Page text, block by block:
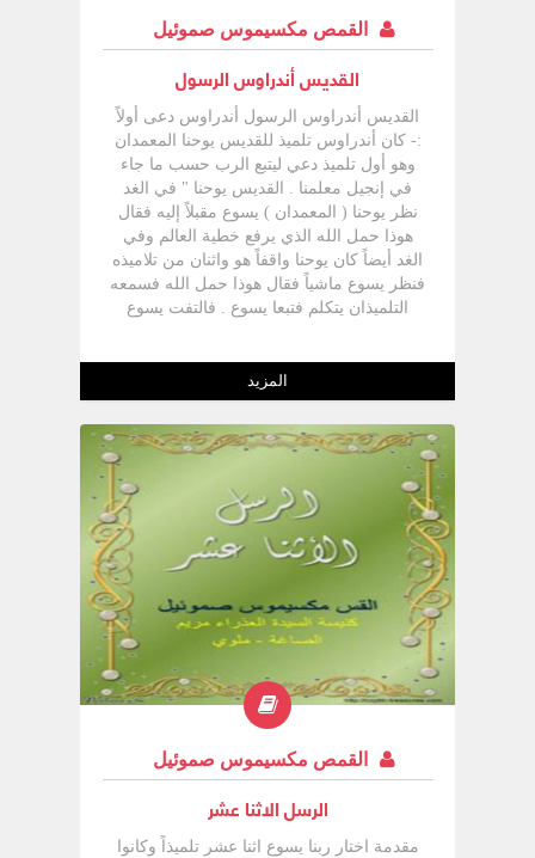
القمص مكسيموس صموئيل
القديس أندراوس الرسول
القديس أندراوس الرسول أندراوس دعى أولاً
:- كان أندراوس تلميذ للقديس يوحنا المعمدان
وهو أول تلميذ دعي ليتبع الرب حسب ما جاء
في إنجيل معلمنا . القديس يوحنا " في الغد
نظر يوحنا ( المعمدان ) يسوع مقبلاً إليه فقال
هوذا حمل الله الذي يرفع خطية العالم وفي
الغد أيضاً كان يوحنا واقفاً هو واثنان من تلاميذه
فنظر يسوع ماشياً فقال هوذا حمل الله فسمعه
التلميذان يتكلم فتبعا يسوع . فالتفت يسوع
لهما تعاليا وانظرا وكان أندراوس أخو سمعان
بطرس واحداً من الاثنين اللذين سمعا يوحنا
وتبعاه " ( يو 29:1-40 ) وبعد هذه الدعوة
المباركة باكراً في اليوم التالي قابل أخاه
سمعان بطرس وأتى به إلى الرب ودعاه الرب
أيضاً -للتلمذة ولكنهما لم يكونا بعد على مستوى
أن يدركا قصد الرب فعادا للاشتغال بالصيد ،
وكانا في حاجة إلى -تأكيد الدعوة لذلك وجدهما
ربنا يسوع بعد ذلك وهما على شاطئ بحر
الجليل ودعاهما فتركا الشباك وتبعاه
المزيد
القمص مكسيموس صموئيل
الرسل الاثنا عشر
مقدمة اختار ربنا يسوع اثنا عشر تلميذاً وكانوا